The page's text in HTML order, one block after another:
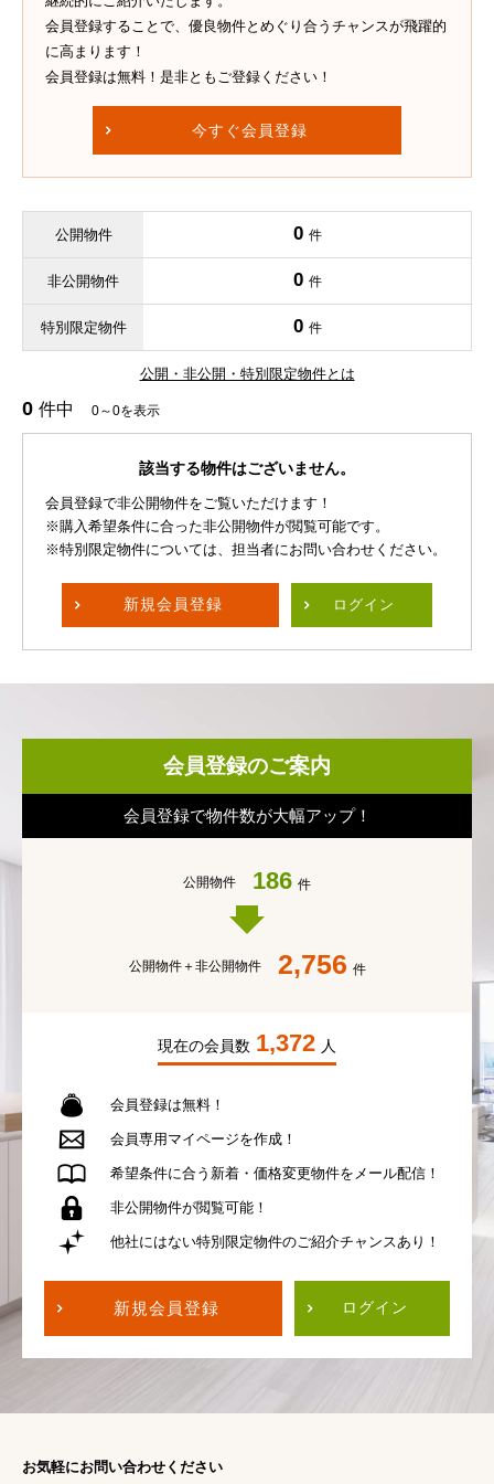
会員登録することで、優良物件とめぐり合うチャンスが飛躍的
に高まります！
会員登録は無料！是非ともご登録ください！
今すぐ会員登録
公開物件 0 件
非公開物件 0 件
特別限定物件 0 件
公開・非公開・特別限定物件とは
0 件中 0～0を表示
該当する物件はございません。
会員登録で非公開物件をご覧いただけます！
※購入希望条件に合った非公開物件が閲覧可能です。
※特別限定物件については、担当者にお問い合わせください。
新規会員登録 ログイン
会員登録のご案内
会員登録で物件数が大幅アップ！
公開物件 186 件
公開物件＋非公開物件 2,756 件
現在の会員数 1,372 人
会員登録は無料！
会員専用 マイページを作成！
希望条件に合う 新着・価格変更物件を メール配信！
非公開物件が閲覧可能！
他社にはない特別限定物件のご紹介チャンスあり！
新規会員登録 ログイン
お気軽にお問い合わせください